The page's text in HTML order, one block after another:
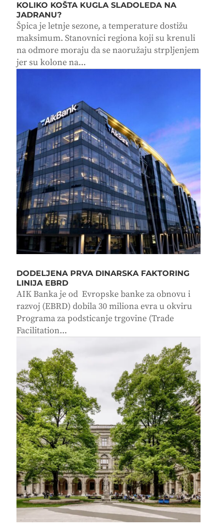
KOLIKO KOŠTA KUGLA SLADOLEDA NA
JADRANU?
Špica je letnje sezone, a temperature dostižu
maksimum. Stanovnici regiona koji su krenuli
na odmore moraju da se naoružaju strpljenjem
jer su kolone na...
DODELJENA PRVA DINARSKA FAKTORING
LINIJA EBRD
AIK Banka je od Evropske banke za obnovu i
razvoj (EBRD) dobila 30 miliona evra u okviru
Programa za podsticanje trgovine (Trade
Facilitation...